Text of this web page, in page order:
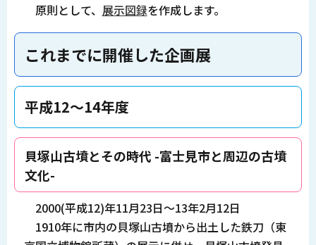
原則として、 展示図録を作成します。
これまでに開催した企画展
平成12～14年度
貝塚山古墳とその時代 -富士見市と周辺の古墳
文化-
2000(平成12)年11月23日～13年2月12日
1910年に市内の貝塚山古墳から出土した鉄刀（東